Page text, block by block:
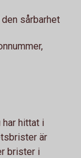
sårbarhet
hittat i
är
brister i